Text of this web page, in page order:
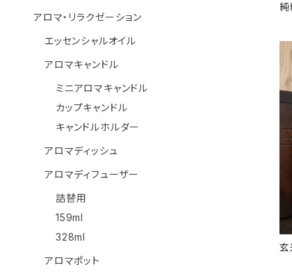
純
玄
アロマ・リラクゼーション
エッセンシャルオイル
アロマキャンドル
ミニアロマキャンドル
カップキャンドル
キャンドルホルダー
アロマディッシュ
アロマディフューザー
詰替用
159ml
328ml
アロマポット